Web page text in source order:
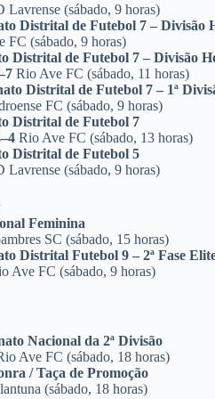
Lavrense (sábado, 9 horas)
Distrital de Futebol 7 – Divisão
FC (sábado, 9 horas)
Distrital de Futebol 7 – Divisão
Rio Ave FC (sábado, 11 horas)
Distrital de Futebol 7 – 1ª
FC (sábado, 9 horas)
Distrital de Futebol 7
Rio Ave FC (sábado, 13 horas)
Distrital de Futebol 5
Lavrense (sábado, 9 horas)
Feminina
SC (sábado, 15 horas)
Distrital Futebol 9 – 2ª Fase
Ave FC (sábado, 9 horas)
Nacional da 2ª Divisão
Ave FC (sábado, 18 horas)
/ Taça de Promoção
(sábado, 18 horas)